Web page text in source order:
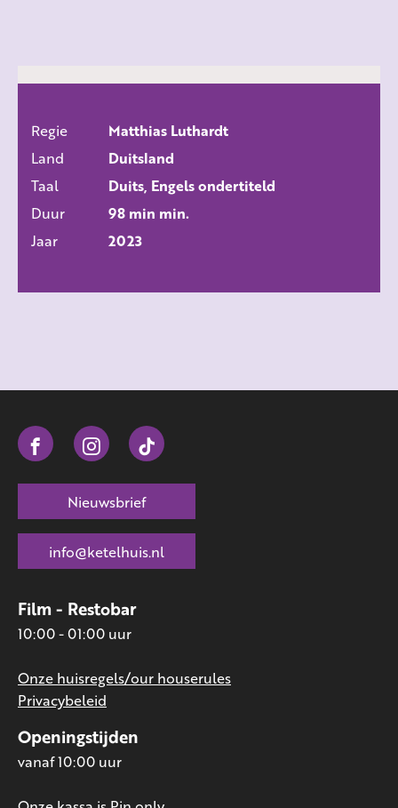
Regie
Matthias Luthardt
Land
Duitsland
Taal
Duits, Engels ondertiteld
Duur
98 min min.
Jaar
2023
Openingstijden
vanaf 10:00 uur
Film - Restobar
10:00 - 01:00 uur
Onze huisregels/our houserules
Privacybeleid
Nieuwsbrief
info@ketelhuis.nl